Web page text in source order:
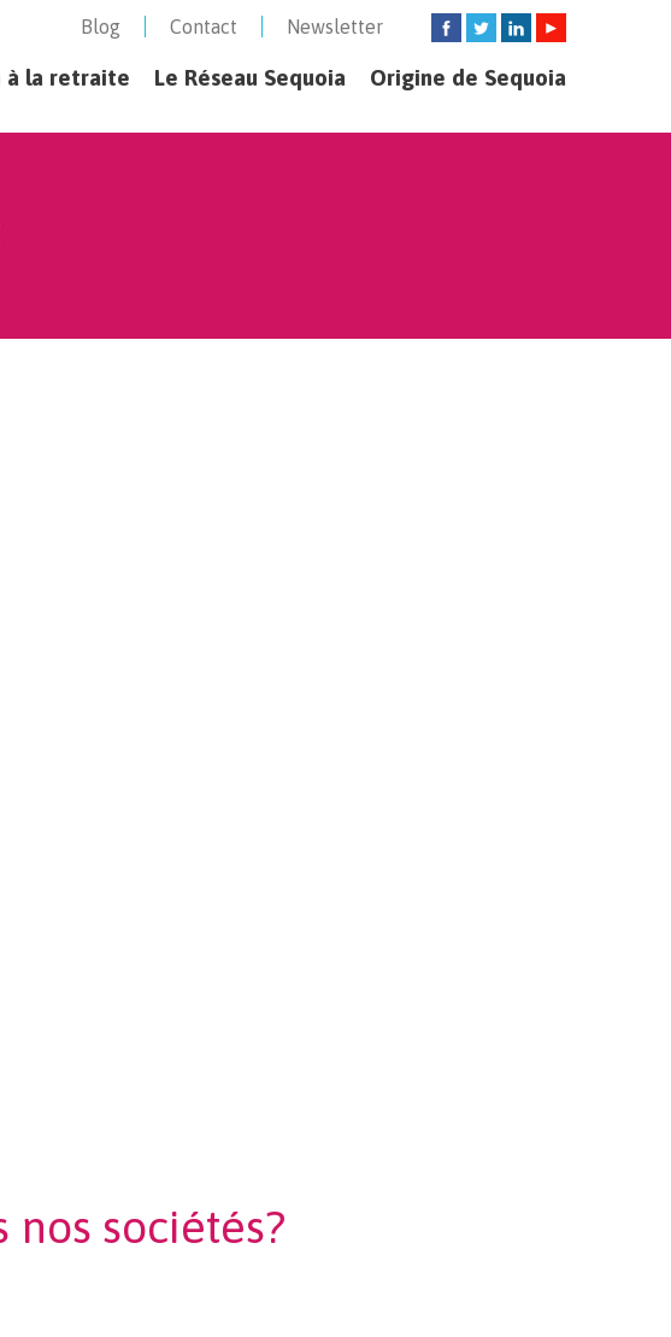
Blog Contact Newsletter
à la retraite Le Réseau Sequoia Origine de Sequoia
sociétés?